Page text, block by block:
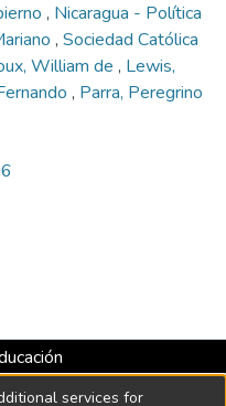
, Nicaragua - Política
, Sociedad Católica
William de , Lewis,
, Parra, Peregrino
hasta 2026 -
services for